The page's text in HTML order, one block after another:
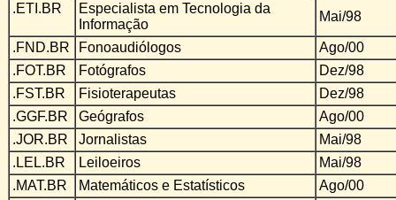
.ETI.BR
Especialista em Tecnologia da
Informação
Mai/98
.FND.BR Fonoaudiólogos
Ago/00
.FOT.BR
Fotógrafos
Dez/98
.FST.BR
Fisioterapeutas
Dez/98
.GGF.BR
Geógrafos
Ago/00
.JOR.BR
Jornalistas
Mai/98
.LEL.BR
Leiloeiros
Mai/98
.MAT.BR
Matemáticos e Estatísticos
Ago/00